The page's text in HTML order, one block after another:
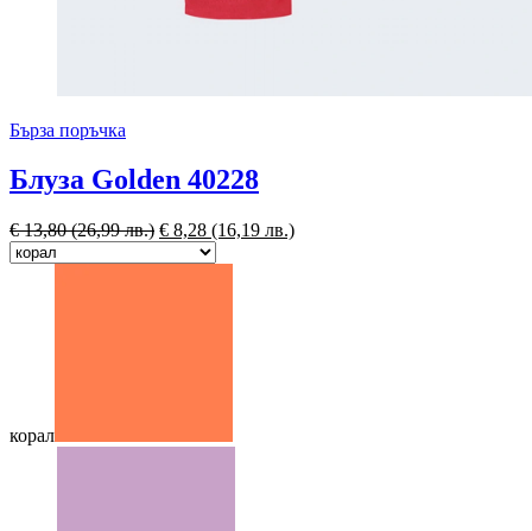
Бърза поръчка
Блуза Golden 40228
€13,80(26,99 лв.) € 8,28 (16,19 лв.)
корал